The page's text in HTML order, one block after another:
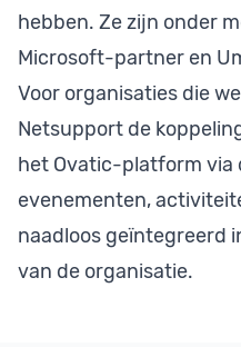
hebben. Ze zijn onder
Microsoft-partner en
Voor organisaties die
Netsupport de
het Ovatic-platform via
evenementen,
naadloos geïntegreerd
van de organisatie.